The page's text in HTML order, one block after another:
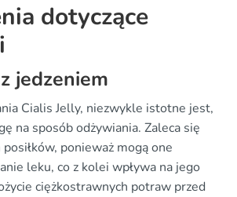
dotyczące
jedzeniem
Cialis Jelly, niezwykle istotne jest,
na sposób odżywiania. Zaleca się
ponieważ mogą one
leku, co z kolei wpływa na jego
ciężkostrawnych potraw przed